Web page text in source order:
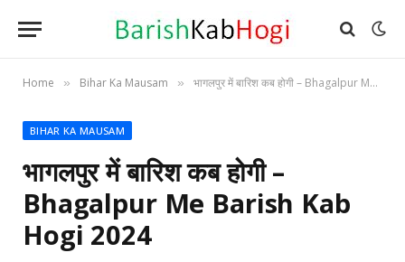
Home » Bihar Ka Mausam » भागलपुर में बारिश कब होगी – Bhagalpur Me Barish Kab Hogi 2024
BIHAR KA MAUSAM
भागलपुर में बारिश कब होगी –
Bhagalpur Me Barish Kab
Hogi 2024